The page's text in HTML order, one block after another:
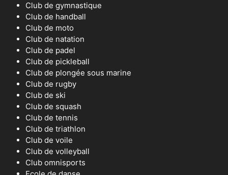
Club de gymnastique
Club de handball
Club de moto
Club de natation
Club de padel
Club de pickleball
Club de plongée sous marine
Club de rugby
Club de ski
Club de squash
Club de tennis
Club de triathlon
Club de voile
Club de volleyball
Club omnisports